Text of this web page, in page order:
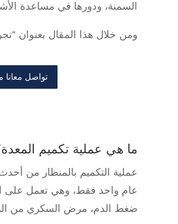
السمنة، ودورها في مساعدة
ومن خلال هذا المقال بعنوان
تواصل معانا
ما هي عملية تكميم
عام واحد فقط، وهي تعمل على
ضغط الدم، مرض السكري من